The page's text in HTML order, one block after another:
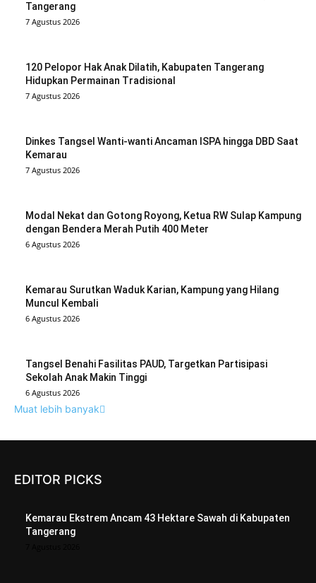
Tangerang
7 Agustus 2026
120 Pelopor Hak Anak Dilatih, Kabupaten Tangerang
Hidupkan Permainan Tradisional
7 Agustus 2026
Dinkes Tangsel Wanti-wanti Ancaman ISPA hingga DBD Saat
Kemarau
7 Agustus 2026
Modal Nekat dan Gotong Royong, Ketua RW Sulap Kampung
dengan Bendera Merah Putih 400 Meter
6 Agustus 2026
Kemarau Surutkan Waduk Karian, Kampung yang Hilang
Muncul Kembali
6 Agustus 2026
Tangsel Benahi Fasilitas PAUD, Targetkan Partisipasi
Sekolah Anak Makin Tinggi
6 Agustus 2026
Muat lebih banyak
EDITOR PICKS
Kemarau Ekstrem Ancam 43 Hektare Sawah di Kabupaten
Tangerang